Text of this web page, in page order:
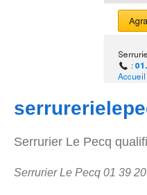
Serrurier Le Pecq
Serrurier Le Pecq 01 39